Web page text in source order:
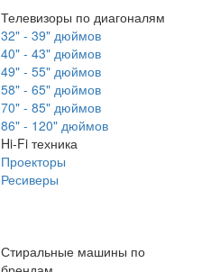
Телевизоры по диагоналям
32" - 39" дюймов
40" - 43" дюймов
49" - 55" дюймов
58" - 65" дюймов
70" - 85" дюймов
86" - 120" дюймов
Hi-Fi техника
Проекторы
Ресиверы
Стиральные машины по